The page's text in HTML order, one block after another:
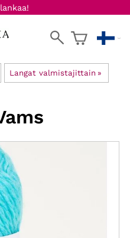
Langat valmistajittain ‪»